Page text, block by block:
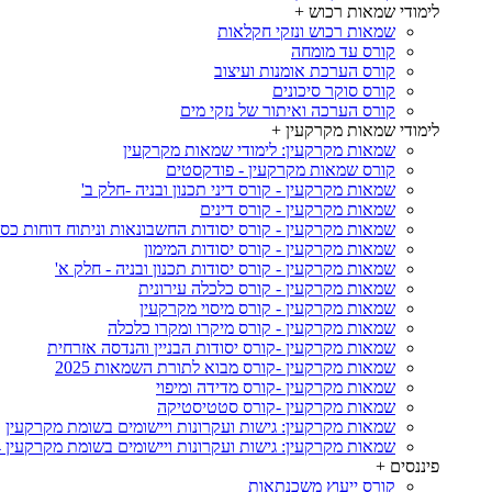
לימודי שמאות רכוש +
שמאות רכוש ונזקי חקלאות
קורס עד מומחה
קורס הערכת אומנות ועיצוב
קורס סוקר סיכונים
קורס הערכה ואיתור של נזקי מים
לימודי שמאות מקרקעין +
שמאות מקרקעין: לימודי שמאות מקרקעין
קורס שמאות מקרקעין - פודקסטים
שמאות מקרקעין - קורס דיני תכנון ובניה -חלק ב'
שמאות מקרקעין - קורס דינים
שמאות מקרקעין - קורס יסודות החשבונאות וניתוח דוחות
שמאות מקרקעין - קורס יסודות המימון
שמאות מקרקעין - קורס יסודות תכנון ובניה - חלק א'
שמאות מקרקעין - קורס כלכלה עירונית
שמאות מקרקעין - קורס מיסוי מקרקעין
שמאות מקרקעין - קורס מיקרו ומקרו כלכלה
שמאות מקרקעין -קורס יסודות הבניין והנדסה אזרחית
שמאות מקרקעין -קורס מבוא לתורת השמאות 2025
שמאות מקרקעין -קורס מדידה ומיפוי
שמאות מקרקעין -קורס סטטיסטיקה
שמאות מקרקעין: גישות ועקרונות ויישומים בשומת מקרקעין
שמאות מקרקעין: גישות ועקרונות ויישומים בשומת מקרקעין 2024
פיננסים +
קורס ייעוץ משכנתאות